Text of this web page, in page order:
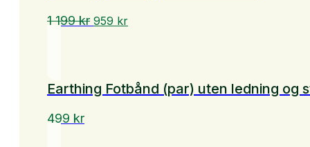
1 199kr Opprinnelig
959 krNåværende
Earthing Fotbånd (par) uten ledning og
499 kr